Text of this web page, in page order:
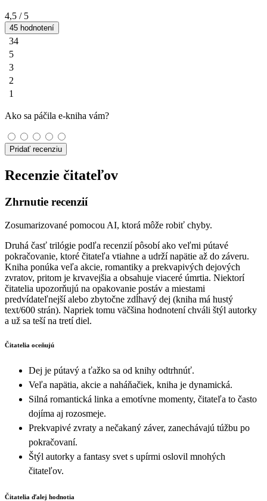
4,5 / 5
45 hodnotení
34
5
3
2
1
Ako sa páčila e-kniha vám?
Pridať recenziu
Recenzie čitateľov
Zhrnutie recenzií
Zosumarizované pomocou AI, ktorá môže robiť chyby.
Druhá časť trilógie podľa recenzií pôsobí ako veľmi pútavé
pokračovanie, ktoré čitateľa vtiahne a udrží napätie až do záveru.
Kniha ponúka veľa akcie, romantiky a prekvapivých dejových
zvratov, pritom je krvavejšia a obsahuje viaceré úmrtia. Niektorí
čitatelia upozorňujú na opakovanie postáv a miestami
predvídateľnejší alebo zbytočne zdĺhavý dej (kniha má hustý
text/600 strán). Napriek tomu väčšina hodnotení chváli štýl autorky
a už sa teší na tretí diel.
Čitatelia oceňujú
Dej je pútavý a ťažko sa od knihy odtrhnúť.
Veľa napätia, akcie a naháňačiek, kniha je dynamická.
Silná romantická linka a emotívne momenty, čitateľa to často
dojíma aj rozosmeje.
Prekvapivé zvraty a nečakaný záver, zanechávajú túžbu po
pokračovaní.
Štýl autorky a fantasy svet s upírmi oslovil mnohých
čitateľov.
Čitatelia ďalej hodnotia